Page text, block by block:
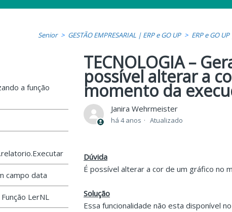
Senior GESTÃO EMPRESARIAL | ERP e GO UP ERP e GO
a função
campo data
LerNL
TECNOLOGIA –
possível alterar a
momento da
Janira Wehrmeister
há 4 anos Atualizado
Dúvida
É possível alterar a cor de um gráfico no
Solução
Essa funcionalidade não esta disponível